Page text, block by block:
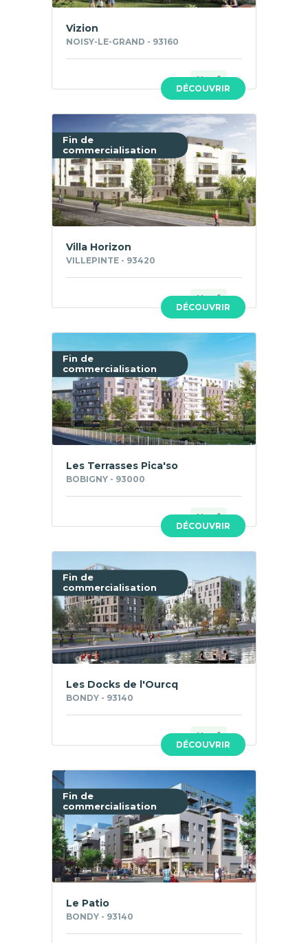
DÉCOUVRIR
Vizion
NOISY-LE-GRAND - 93160
Neuf
Fin de
commercialisation
DÉCOUVRIR
Villa Horizon
VILLEPINTE - 93420
Neuf
Fin de
commercialisation
DÉCOUVRIR
Les Terrasses Pica'so
BOBIGNY - 93000
Neuf
Fin de
commercialisation
DÉCOUVRIR
Les Docks de l'Ourcq
BONDY - 93140
Neuf
Fin de
commercialisation
Le Patio
BONDY - 93140